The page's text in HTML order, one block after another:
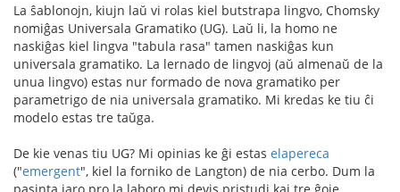
La ŝablonojn, kiujn laŭ vi rolas kiel butstrapa lingvo, Chomsky
nomiĝas Universala Gramatiko (UG). Laŭ li, la homo ne
naskiĝas kiel lingva "tabula rasa" tamen naskiĝas kun
universala gramatiko. La lernado de lingvoj (aŭ almenaŭ de la
unua lingvo) estas nur formado de nova gramatiko per
parametrigo de nia universala gramatiko. Mi kredas ke tiu ĉi
modelo estas tre taŭga.
De kie venas tiu UG? Mi opinias ke ĝi estas elapereca
("emergent", kiel la forniko de Langton) de nia cerbo. Dum la